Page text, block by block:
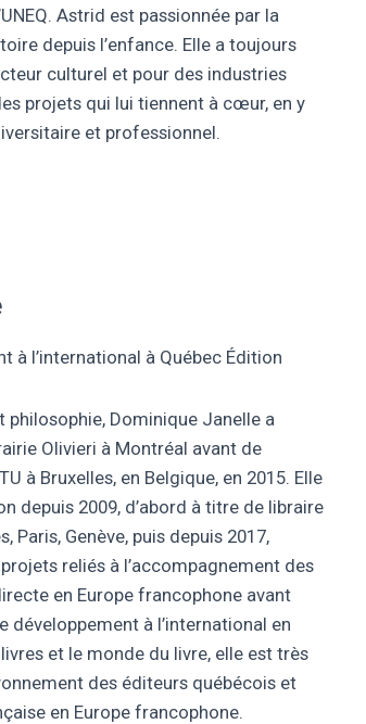
Astrid est passionnée par la
depuis l’enfance. Elle a toujours
culturel et pour des industries
projets qui lui tiennent à cœur, en y
et professionnel.
à l’international à Québec Édition
Dominique Janelle a
Olivieri à Montréal avant de
à Bruxelles, en Belgique, en 2015. Elle
depuis 2009, d’abord à titre de libraire
Paris, Genève, puis depuis 2017,
reliés à l’accompagnement des
en Europe francophone avant
développement à l’international en
et le monde du livre, elle est très
des éditeurs québécois et
en Europe francophone.